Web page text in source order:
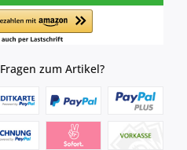
Fragen zum Artikel?